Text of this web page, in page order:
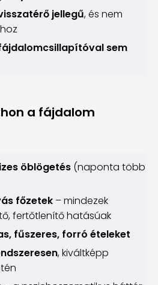
jellegű, és nem
sem
a fájdalom
öblögetés (naponta több
főzetek – mindezek
fertőtlenítő hatásúak
fűszeres, forró ételeket
, kiváltképp